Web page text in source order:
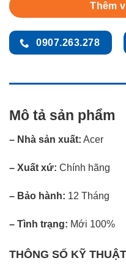
Thêm
0907.263.278
Mô tả sản phẩm
– Nhà sản xuất: Acer
– Xuất xứ: Chính hãng
– Bảo hành: 12 Tháng
– Tình trạng: Mới 100%
THÔNG SỐ KỸ THUẬT